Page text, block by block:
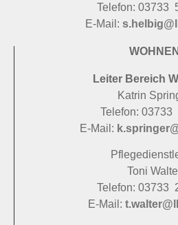
Telefon: 03733
E-Mail:
WOHNEN
Leiter Bereich
Katrin
Telefon: 03733
E-Mail:
Toni
Telefon: 03733
E-Mail: